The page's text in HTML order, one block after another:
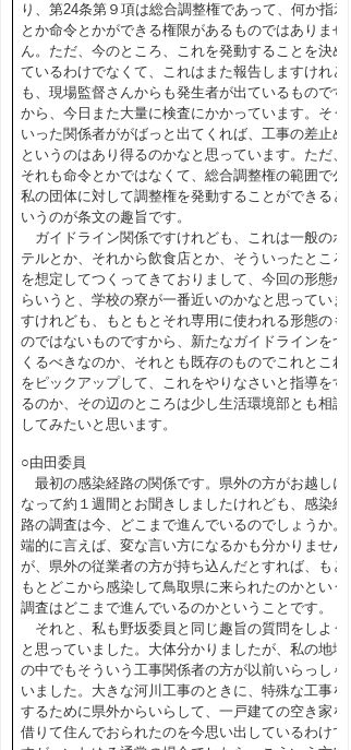
り、第24条第９項は総合調整権であって、何か指示
とか命令とかができる権限があるものではありませ
ん。ただ、今のところ、これを発動することを決め
ているわけでなくて、これはまた報告しますけれど
も、現場監督さんからも発生者が出ているものです
から、今日また大量に検査にかかっています。そう
いった関係者ががばっと出てくれば、工事の差止め
というのはあり得るのかなと思っています。ただ、
それも命令とかではなくて、総合調整権の範囲で公
私の団体に対して調整権を発動することができると
いうのが条文の趣旨です。
ガイドライン関係ですけれども、これは一般のホ
テルとか、それから飲食店とか、そういったところ
を想定してつくってきておりまして、今回の形態か
らいうと、学校の寮が一番近いのかなと思っていま
すけれども、もともとそれ専用に使われる形態のも
のではないものですから、新たなガイドラインをつ
くるべきなのか、それとも既存のものでこれとこれ
をピックアップして、これをやりなさいと指導をす
るのか、その辺のところは少し生活環境部とも相談
してみたいと思います。
○由田委員
最初の感染経路の関係です。県外の方がお越しに
なって約１週間とお聞きしましたけれども、感染経
路の調査は今、どこまで進んでいるのでしょうか。
端的に言えば、変な言い方になるかも分かりません
が、県外の従業者の方が持ち込んだとすれば、もと
もとどこから感染して鳥取県に来られたのかという
調査はどこまで進んでいるのかということです。
それと、私も野坂委員と同じ趣旨の質問をしよう
と思っていました。大体分かりましたが、私の地域
の中でもそういう工事関係者の方が以前いらっしゃ
いました。大きな河川工事のときに、特殊な工事を
するために県外からいらして、一戸建ての空き家を
借りて住んでおられたのを今思い出しているわけで